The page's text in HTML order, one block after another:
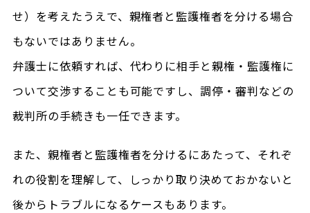
せ）を考えたうえで、親権者と監護権者を分ける場合
もないではありません。
弁護士に依頼すれば、代わりに相手と親権・監護権に
ついて交渉することも可能ですし、調停・審判などの
裁判所の手続きも一任できます。
また、親権者と監護権者を分けるにあたって、それぞ
れの役割を理解して、しっかり取り決めておかないと
後からトラブルになるケースもあります。